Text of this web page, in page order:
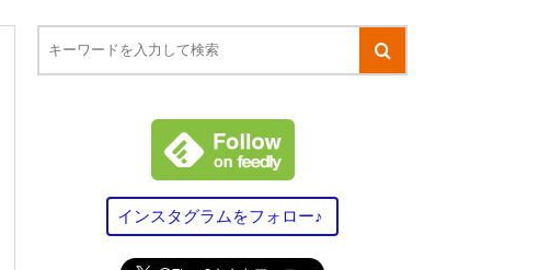
インスタグラムをフォロー♪